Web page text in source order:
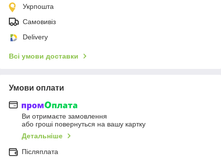
Укрпошта
Самовивіз
Delivery
Всі умови доставки
Умови оплати
Ви отримаєте замовлення
або гроші повернуться на вашу картку
Детальніше
Післяплата